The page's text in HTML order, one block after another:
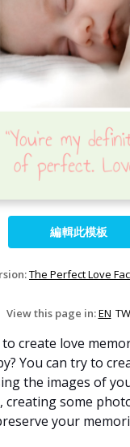
編輯此模板
The Perfect Love
View this page in:EN TW
create love
You can try to
the images of
creating some
your